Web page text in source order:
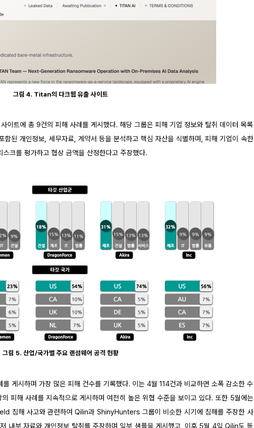
그림 4. Titan의 다크웹 유출 사이트
트에 총 9건의 피해 사례를 게시했다. 해당 그룹은 피해 기업 정보와 탈취 데이터 목록
함된 개인정보, 세무자료, 계약서 등을 분석하고 핵심 자산을 식별하며, 피해 기업이 속한
크를 평가하고 협상 금액을 산정한다고 주장했다.
그림 5. 산업/국가별 주요 랜섬웨어 공격 현황
게시하며 가장 많은 피해 건수를 기록했다. 이는 4월 114건과 비교하면 소폭 감소한 수
피해 사례를 지속적으로 게시하며 여전히 높은 위협 수준을 보이고 있다. 또한 5월에는
침해 사고와 관련하여 Qilin과 ShinyHunters 그룹이 비슷한 시기에 침해를 주장한 사
내부 자료와 개인정보 탈취를 주장하며 일부 샘플을 게시했고, 이후 5월 4일 Qilin도 동